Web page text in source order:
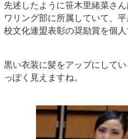
先述したように笹木里緒菜さ
ワリング部に所属していて、
校文化連盟表彰の奨励賞を個人
黒い衣装に髪をアップにして
っぽく見えますね。